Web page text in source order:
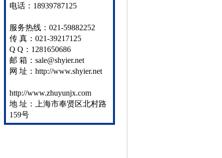
电话：18939787125
服务热线：021-59882252
传 真：021-39217125
Q Q：1281650686
邮 箱：sale@shyier.net
网 址：http://www.shyier.net
http://www.zhuyunjx.com
地 址：上海市奉贤区北村路
159号